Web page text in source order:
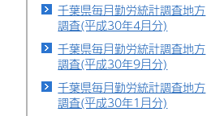
千葉県毎月勤労統計調査地方
調査(平成30年4月分)
千葉県毎月勤労統計調査地方
調査(平成30年9月分)
千葉県毎月勤労統計調査地方
調査(平成30年1月分)